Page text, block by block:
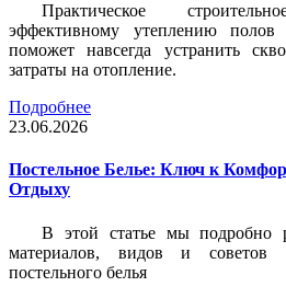
Практическое
эффективному утеплению полов
поможет навсегда устранить
затраты на отопление.
Подробнее
23.06.2026
Постельное Белье: Ключ к
Отдыху
В этой статье мы подробно
материалов, видов и советов
постельного белья